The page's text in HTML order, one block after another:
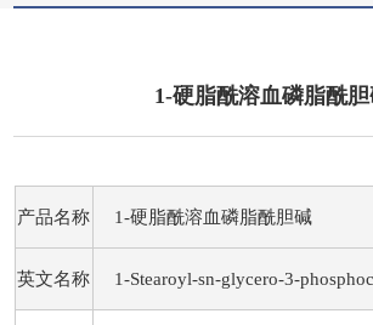
1-硬脂酰溶血磷脂酰
产品名称 1-硬脂酰溶血磷脂酰胆碱
英文名称 1-Stearoyl-sn-glycero-3-